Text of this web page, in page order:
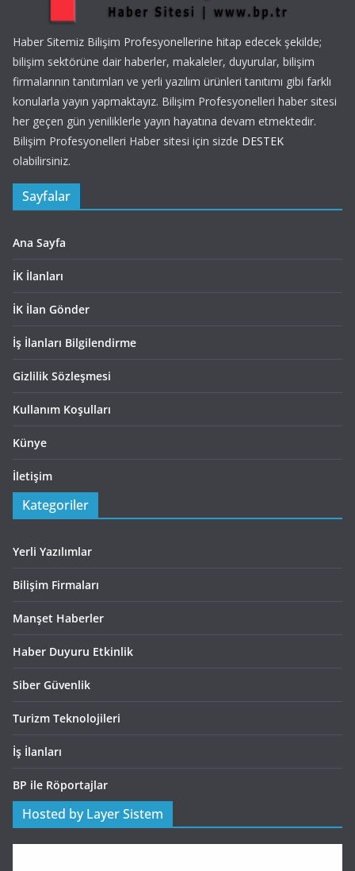
Haber Sitemiz Bilişim Profesyonellerine hitap edecek şekilde;
bilişim sektörüne dair haberler, makaleler, duyurular, bilişim
firmalarının tanıtımları ve yerli yazılım ürünleri tanıtımı gibi farklı
konularla yayın yapmaktayız. Bilişim Profesyonelleri haber sitesi
her geçen gün yeniliklerle yayın hayatına devam etmektedir.
Bilişim Profesyonelleri Haber sitesi için sizde DESTEK
olabilirsiniz.
Sayfalar
Ana Sayfa
İK İlanları
İK İlan Gönder
İş İlanları Bilgilendirme
Gizlilik Sözleşmesi
Kullanım Koşulları
Künye
İletişim
Kategoriler
Yerli Yazılımlar
Bilişim Firmaları
Manşet Haberler
Haber Duyuru Etkinlik
Siber Güvenlik
Turizm Teknolojileri
İş İlanları
BP ile Röportajlar
Hosted by Layer Sistem